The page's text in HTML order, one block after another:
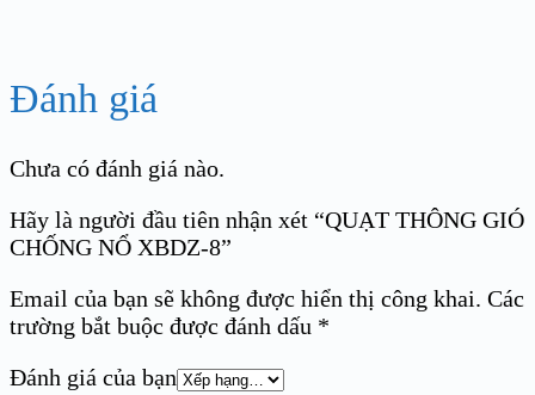
Đánh giá
Chưa có đánh giá nào.
Hãy là người đầu tiên nhận xét “QUẠT THÔNG GIÓ
CHỐNG NỔ XBDZ-8”
Email của bạn sẽ không được hiển thị công khai. Các
trường bắt buộc được đánh dấu *
Đánh giá của bạn